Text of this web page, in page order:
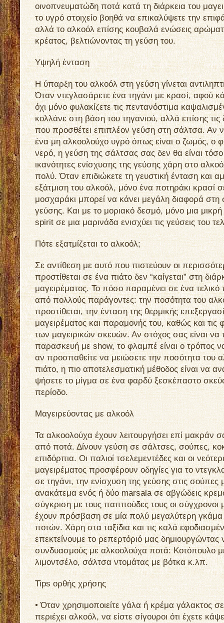
οινοπνευματώδη ποτά κατά τη διάρκεια του
το υγρό στοιχείο βοηθά να επικαλύψετε την
αλλά το αλκοόλ επίσης κουβαλά ενώσεις
κρέατος, βελτιώνοντας τη γεύση του.
Υψηλή ένταση
Η ύπαρξη του αλκοόλ στη γεύση γίνεται
Όταν ντεγλασάρετε ένα τηγάνι με κρασί, αφού
όχι μόνο φυλακίζετε τις πεντανόστιμα
κολλάνε στη βάση του τηγανιού, αλλά επίσης τις
που προσθέτει επιπλέον γεύση στη σάλτσα. Αν
ένα μη αλκοολούχο υγρό όπως είναι ο ζωμός, ο
νερό, η γεύση της σάλτσας σας δεν θα είναι
ικανότητες ενίσχυσης της γεύσης χάρη στο
πολύ. Όταν επιδιώκετε τη γευστική ένταση και
εξάτμιση του αλκοόλ, μόνο ένα ποτηράκι κρασί
μοσχαράκι μπορεί να κάνει μεγάλη διαφορά στη
γεύσης. Και με το μοριακό δεσμό, μόνο μια
spirit σε μια μαρινάδα ενισχύει τις γεύσεις του
Πότε εξατμίζεται το αλκοόλ;
Σε αντίθεση με αυτό που πιστεύουν οι
προστίθεται σε ένα πιάτο δεν “καίγεται” στη
μαγειρέματος. Το πόσο παραμένει σε ένα τελικό
από πολλούς παράγοντες: την ποσότητα του
προστίθεται, την ένταση της θερμικής
μαγειρέματος και παραμονής του, καθώς και τις
των μαγειρικών σκευών. Αν στόχος σας είναι να
παρασκευή με show, το φλαμπέ είναι ο τρόπος
αν προσπαθείτε να μειώσετε την ποσότητα του
πιάτο, η πιο αποτελεσματική μέθοδος είναι να
ψήσετε το μίγμα σε ένα φαρδύ ξεσκέπαστο
περίοδο.
Mαγειρεύοντας με αλκοόλ
Τα αλκοολούχα έχουν λειτουργήσει επί μακράν
από ποτά. Δίνουν γεύση σε σάλτσες, σούπες,
επιδόρπια. Οι παλιοί τσελεμεντέδες και οι
μαγειρέματος προσφέρουν οδηγίες για το
σε τηγάνι, την ενίσχυση της γεύσης στις σούπες
ανακάτεμα ενός ή δύο marsala σε αβγώδεις
σύγκριση με τους παππούδες τους οι σύγχρονοι
έχουν πρόσβαση σε μία πολύ μεγαλύτερη
ποτών. Χάρη στα ταξίδια και τις καλά
επεκτείνουμε το ρεπερτόριό μας δημιουργώντας
συνδυασμούς με αλκοολούχα ποτά: Κοτόπουλο
λιμοντσέλο, σάλτσα ντομάτας με βότκα κ.λπ.
Tips ορθής χρήσης
• Όταν χρησιμοποιείτε γάλα ή κρέμα γάλακτος
περιέχει αλκοόλ, να είστε σίγουροι ότι έχετε